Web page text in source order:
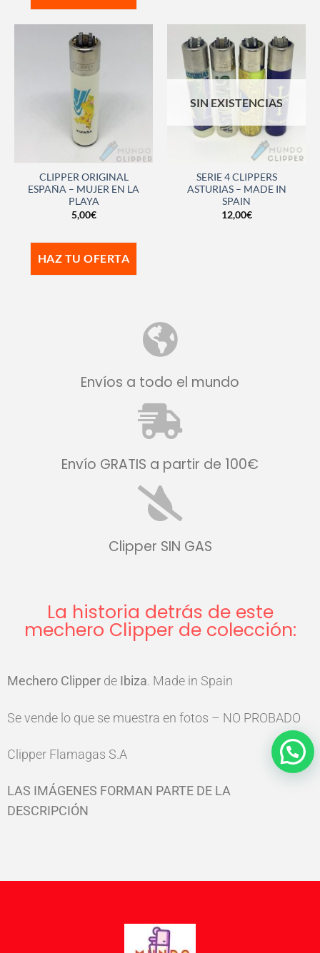
CLIPPER ORIGINAL
ESPAÑA – MUJER EN LA
PLAYA
5,00€
HAZ TU OFERTA
SIN EXISTENCIAS
SERIE 4 CLIPPERS
ASTURIAS – MADE IN
SPAIN
12,00€
Envíos a todo el mundo
Envío GRATIS a partir de 100€
Clipper SIN GAS
La historia detrás de este
mechero Clipper de colección:
Mechero Clipper de Ibiza. Made in Spain
Se vende lo que se muestra en fotos – NO PROBADO
Clipper Flamagas S.A
LAS IMÁGENES FORMAN PARTE DE LA
DESCRIPCIÓN